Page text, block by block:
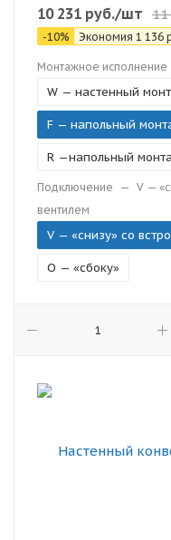
10 231 руб./шт 11
-10% Экономия 1 136
Монтажное исполнение
W — настенный
F — напольный
R —напольный
Подключение — V —
вентилем
V — «снизу» со
O — «сбоку»